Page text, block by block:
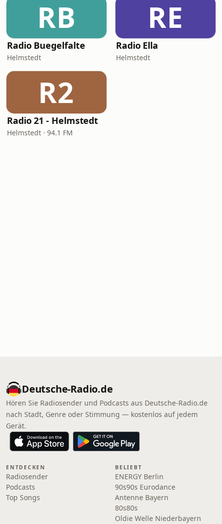
RB
Radio Buegelfalte
Helmstedt
RE
Radio Ella
Helmstedt
R2
Radio 21 - Helmstedt
Helmstedt · 94.1 FM
Deutsche-Radio.de
Hören Sie Radiosender und Podcasts aus Deutsche-Radio.de
nach Stadt, Genre oder Stimmung — kostenlos auf jedem
Gerät.
ENTDECKEN
Radiosender
Podcasts
Top Songs
BELIEBT
ENERGY Berlin
90s90s Eurodance
Antenne Bayern
80s80s
Oldie Welle Niederbayern